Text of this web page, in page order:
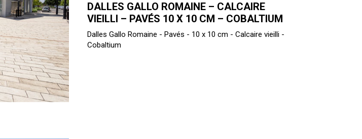
DALLES GALLO ROMAINE – CALCAIRE
VIEILLI – PAVÉS 10 X 10 CM – COBALTIUM
Dalles Gallo Romaine - Pavés - 10 x 10 cm - Calcaire vieilli -
Cobaltium